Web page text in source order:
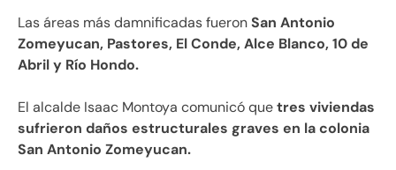
Las áreas más damnificadas fueronSan Antonio
Zomeyucan, Pastores, El Conde, Alce Blanco, 10 de
Abril y Río Hondo.
El alcalde Isaac Montoya comunicó quetres viviendas
sufrieron daños estructurales graves en la colonia
San Antonio Zomeyucan.